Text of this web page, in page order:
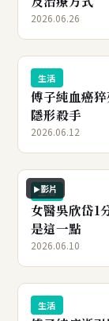
2026.06.26
生活
傅子純血癌
隱形殺手
2026.06.12
影片
生活
女醫吳欣岱1
是這一點
2026.06.10
生活